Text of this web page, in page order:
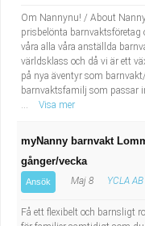
Om Nannynu! / About
prisbelönta barnvaktsföretag
våra alla våra anställda
världsklass och då vi är ett
på nya äventyr som
barnvaktsfamilj som passar
...
Visa mer
myNanny barnvakt
gånger/vecka
Ansök Maj 8 YCLA AB
Få ett flexibelt och barnsligt